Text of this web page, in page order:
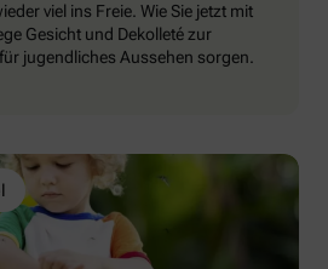
viel ins Freie. Wie Sie jetzt mit
Gesicht und Dekolleté zur
jugendliches Aussehen sorgen.